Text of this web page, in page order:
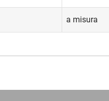
a misura